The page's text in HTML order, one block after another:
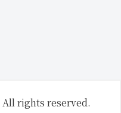
All rights reserved.